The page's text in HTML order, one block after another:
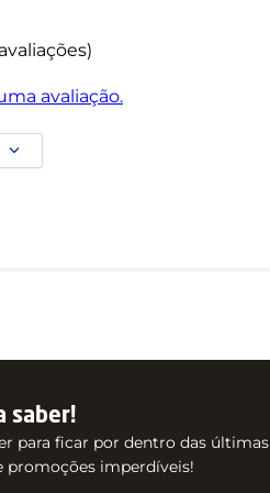
avaliação.
saber!
para ficar por dentro das últimas
promoções imperdíveis!